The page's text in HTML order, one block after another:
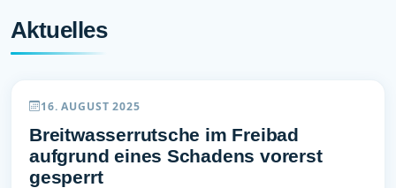
Willkommen beim
Erholung, Sport und Spaß für die ganze Familie.
Aktuelles
16. AUGUST 2025
Breitwasserrutsche im Freibad
aufgrund eines Schadens vorerst
gesperrt